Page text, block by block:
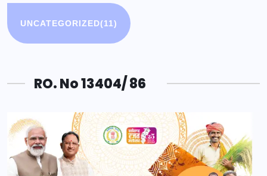
UNCATEGORIZED(11)
RO. No 13404/ 86